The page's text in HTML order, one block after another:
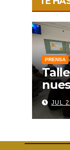
PRENSA
JUL